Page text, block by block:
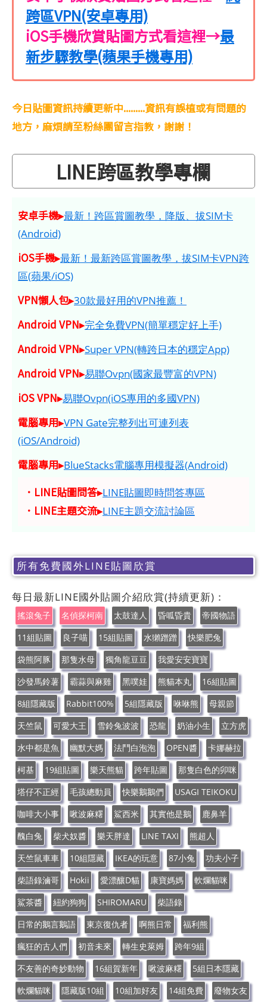
跨區VPN(安卓專用)
iOS手機欣賞貼圖方式看這裡→最
新步驟教學(蘋果手機專用)
今日貼圖資訊持續更新中.........資訊有誤植或有問題的
地方，麻煩請至粉絲團留言指教，謝謝！
LINE跨區教學專欄
安卓手機▸最新！跨區賞圖教學，降版、拔SIM卡
(Android)
iOS手機▸最新！最新跨區賞圖教學，拔SIM卡VPN跨
區(蘋果/iOS)
VPN懶人包▸30款最好用的VPN推薦！
Android VPN▸完全免費VPN(簡單穩定好上手)
Android VPN▸Super VPN(轉跨日本的穩定App)
Android VPN▸易聯Ovpn(國家最豐富的VPN)
iOS VPN▸易聯Ovpn(iOS專用的多國VPN)
電腦專用▸VPN Gate完整列出可連列表
(iOS/Android)
電腦專用▸BlueStacks電腦專用模擬器(Android)
．LINE貼圖問答▸LINE貼圖即時問答專區
．LINE主題交流▸LINE主題交流討論區
所有免費國外LINE貼圖欣賞
每日最新LINE國外貼圖介紹欣賞(持續更新)：
搖滾兔子 名偵探柯南 太鼓達人 昏呱昏貴
帝國物語
11組貼圖
良子喵 15組貼圖 水獺蹭蹭
快樂肥兔
袋熊阿豚
那隻水母 獨角龍豆豆
我愛安安寶寶
沙發馬鈴薯
霸蒜與麻雞 黑噗娃 熊貓本丸
16組貼圖
8組隱藏版
Rabbit100% 5組隱藏版 咻咻熊
母親節
天竺鼠
可愛大王 雪鈴兔波波 恐龍 奶油小生
立方虎
水中都是魚
幽默大媽 法鬥白泡泡 OPEN醬
卡娜赫拉
柯基
19組貼圖 樂天熊貓 跨年貼圖
那隻白色的卯咪
塔仔不正經
毛孩總動員 快樂鵝鵝們
USAGI TEIKOKU
咖啡大小事
啾波麻糬 鯊西米 其實他是鵝
鹿鼻羊
醜白兔
柴犬奴醬 樂天胖達 LINE TAXI
熊超人
天竺鼠車車
10組隱藏 IKEA的玩意 87小兔
功夫小子
柴語錄滷哥
Hokii 愛漂釀D貓 康寶媽媽
軟爛貓咪
鯊茶醬
紐約狗狗 SHIROMARU
柴語錄
日常的鵝言鵝語
東京復仇者 啊熊日常
福利熊
瘋狂的古人們
初音未來 轉生史萊姆
跨年9組
不友善的奇妙動物
16組賀新年 啾波麻糬
5組日本隱藏
軟爛貓咪
隱藏版10組 10組加好友 14組免費
廢物女友